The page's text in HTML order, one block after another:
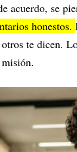
acuerdo, se
honestos.
te dicen.